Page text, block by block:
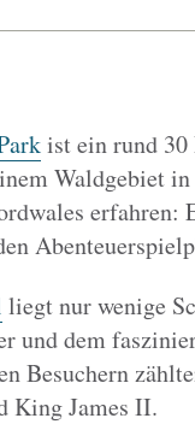
ist ein rund 30
Waldgebiet
erfahren:
liegt nur wenige
und dem
Besuchern
King James II.